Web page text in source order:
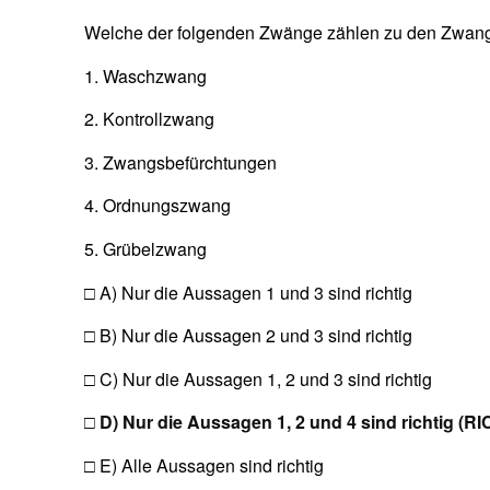
Welche der folgenden Zwänge zählen zu den
1. Waschzwang
2. Kontrollzwang
3. Zwangsbefürchtungen
4. Ordnungszwang
5. Grübelzwang
□ A) Nur die Aussagen 1 und 3 sind richtig
□ B) Nur die Aussagen 2 und 3 sind richtig
□ C) Nur die Aussagen 1, 2 und 3 sind richtig
□ D) Nur die Aussagen 1, 2 und 4 sind richtig
□ E) Alle Aussagen sind richtig